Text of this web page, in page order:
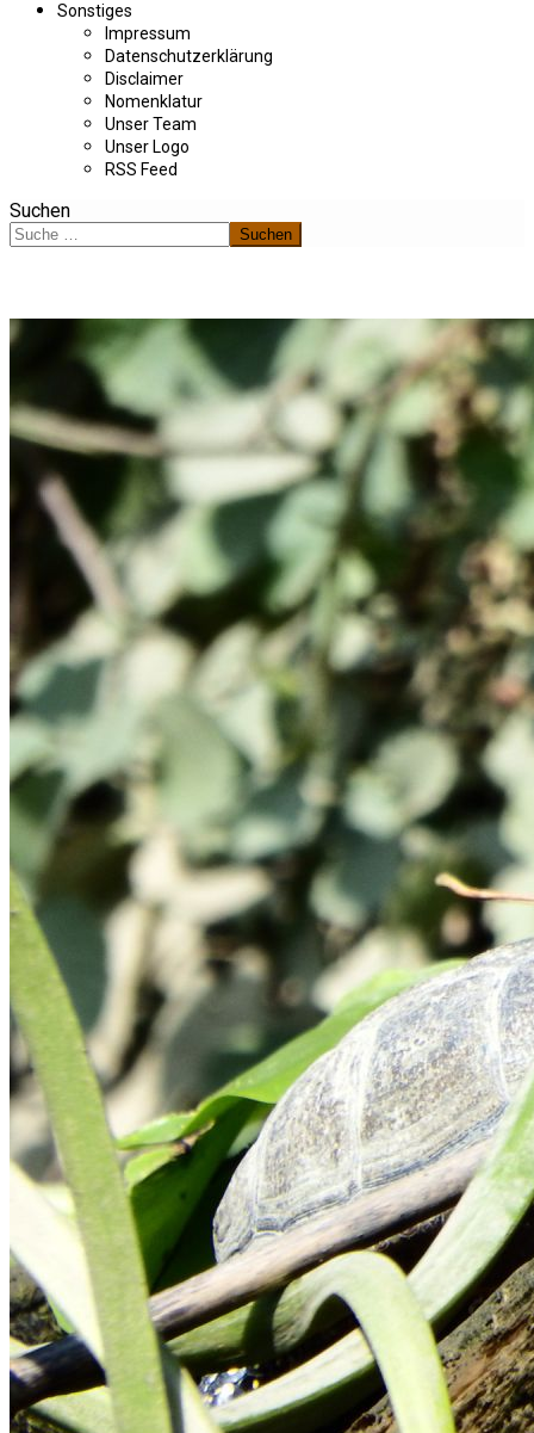
Sonstiges
Impressum
Datenschutzerklärung
Disclaimer
Nomenklatur
Unser Team
Unser Logo
RSS Feed
Suchen
Suchen